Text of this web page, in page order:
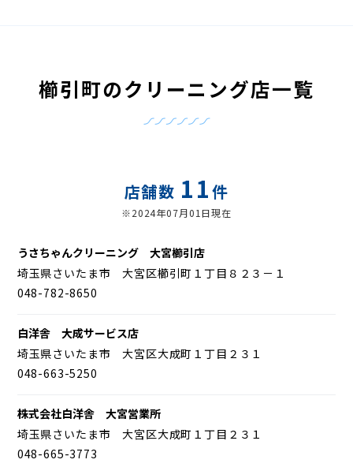
櫛引町のクリーニング店一覧
店舗数 11件
※2024年07月01日現在
うさちゃんクリーニング 大宮櫛引店
埼玉県さいたま市 大宮区櫛引町１丁目８２３－１
048-782-8650
白洋舎 大成サービス店
埼玉県さいたま市 大宮区大成町１丁目２３１
048-663-5250
株式会社白洋舎 大宮営業所
埼玉県さいたま市 大宮区大成町１丁目２３１
048-665-3773